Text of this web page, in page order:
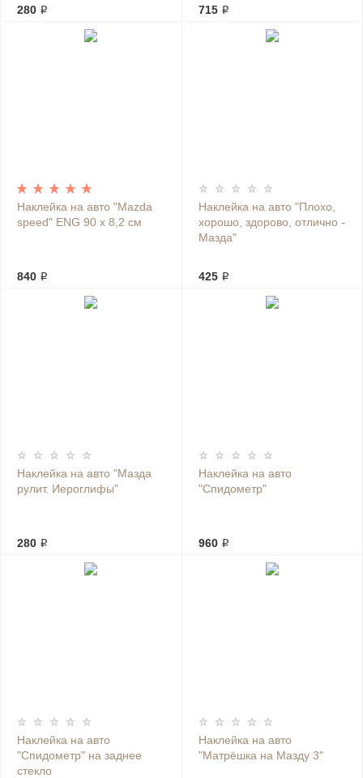
280 ₽ 715 ₽
Наклейка на авто "Mazda
speed" ENG 90 х 8,2 см
840 ₽
Наклейка на авто "Плохо,
хорошо, здорово, отлично -
Мазда"
425 ₽
Наклейка на авто "Мазда
рулит. Иероглифы"
280 ₽
Наклейка на авто
"Спидометр"
960 ₽
Наклейка на авто
"Спидометр" на заднее
стекло
Наклейка на авто
"Матрёшка на Мазду 3"